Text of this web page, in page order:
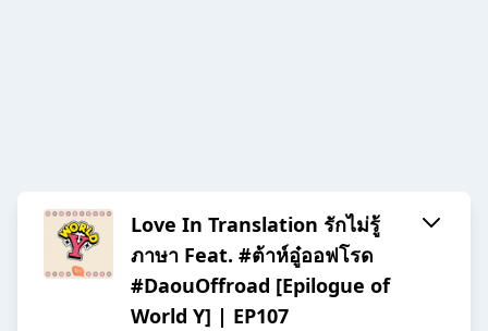
Love In Translation รักไม่รู้
ภาษา Feat. #ต้าห์อู๋ออฟโรด
#DaouOffroad [Epilogue of
World Y] | EP107